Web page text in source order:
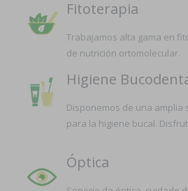
Fitoterapia
Trabajamos alta gama en
de nutrición ortomolecular.
Higiene
Disponemos de una amplia
para la higiene bucal.
Óptica